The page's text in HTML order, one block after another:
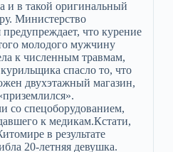
и в такой оригинальный
Министерство
предупреждает, что курение
молодого мужчину
к численным травмам,
спасло то, что
двухэтажный магазин,
со спецоборудованием,
к медикам.Кстати,
в результате
20-летняя девушка.